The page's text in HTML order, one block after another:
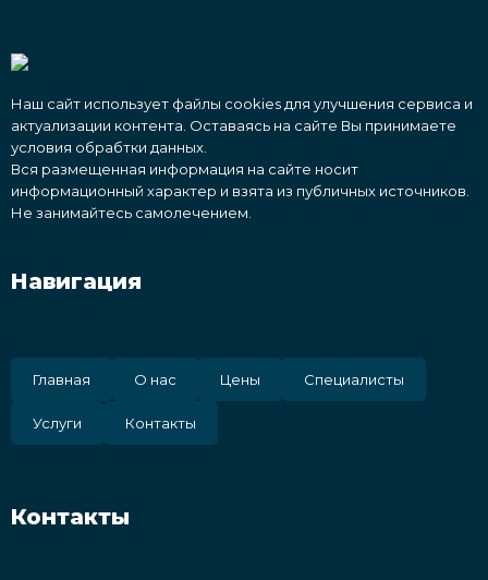
Наш сайт использует файлы cookies для улучшения сервиса и
актуализации контента. Оставаясь на сайте Вы принимаете
условия обрабтки данных.
Вся размещенная информация на сайте носит
информационный характер и взята из публичных источников.
Не занимайтесь самолечением.
Навигация
Главная О нас Цены Специалисты
Услуги Контакты
Контакты